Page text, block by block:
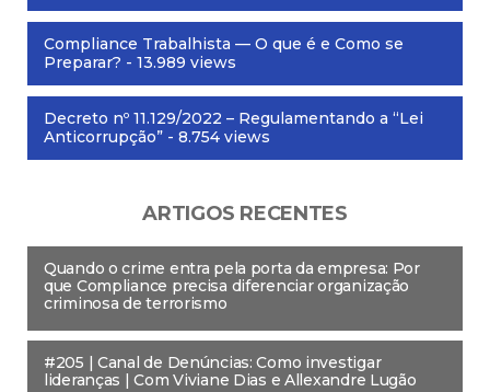
Compliance Trabalhista — O que é e Como se
Preparar? - 13.989 views
Decreto nº 11.129/2022 – Regulamentando a “Lei
Anticorrupção” - 8.754 views
ARTIGOS RECENTES
Quando o crime entra pela porta da empresa: Por
que Compliance precisa diferenciar organização
criminosa de terrorismo
#205 | Canal de Denúncias: Como investigar
lideranças | Com Viviane Dias e Allexandre Lugão